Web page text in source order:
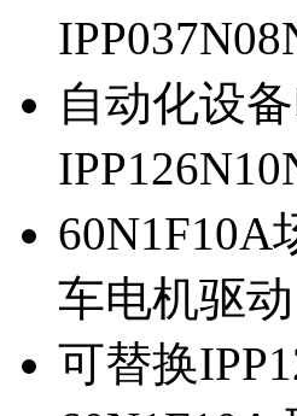
自动化设
60N1F10A
车电机驱动
可替换